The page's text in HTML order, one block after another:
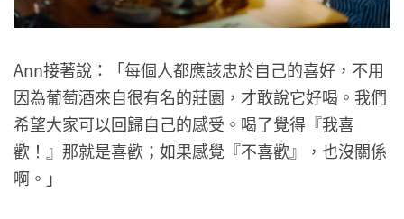
Ann接著說：「每個人都應該忠於自己的喜好，不用
因為葡萄酒來自很有名的莊園，才敢說它好喝。我們
希望大家可以回歸自己的感受。喝了覺得『我喜
歡！』那就是喜歡；如果感覺『不喜歡』，也沒關係
啊。」